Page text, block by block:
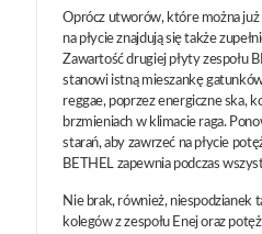
Oprócz utworów, które można już
na płycie znajdują się także
Zawartość drugiej płyty zespołu
stanowi istną mieszankę
reggae, poprzez energiczne ska,
brzmieniach w klimacie raga.
starań, aby zawrzeć na płycie
BETHEL zapewnia podczas
Nie brak, również, niespodzianek
kolegów z zespołu Enej oraz